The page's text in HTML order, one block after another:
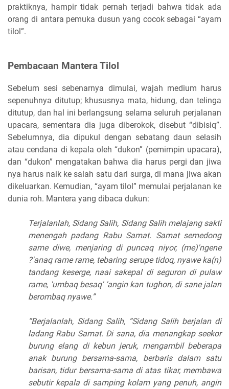
praktiknya, hampir tidak pernah terjadi bahwa tidak ada
orang di antara pemuka dusun yang cocok sebagai “ayam
tilol”.
Pembacaan Mantera Tilol
Sebelum sesi sebenarnya dimulai, wajah medium harus
sepenuhnya ditutup; khususnya mata, hidung, dan telinga
ditutup, dan hal ini berlangsung selama seluruh perjalanan
upacara, sementara dia juga diberokok, disebut “dibisiq”.
Sebelumnya, dia dipukul dengan sebatang daun selasih
atau cendana di kepala oleh “dukon” (pemimpin upacara),
dan “dukon” mengatakan bahwa dia harus pergi dan jiwa
nya harus naik ke salah satu dari surga, di mana jiwa akan
dikeluarkan. Kemudian, “ayam tilol” memulai perjalanan ke
dunia roh. Mantera yang dibaca dukun:
Terjalanlah, Sidang Salih, Sidang Salih melajang sakti
menengah padang Rabu Samat. Samat semedong
same diwe, menjaring di puncaq niyor, (me)'ngene
?'anaq rame rame, tebaring serupe tidoq, nyawe ka(n)
tandang keserge, naai sakepal di seguron di pulaw
rame, 'umbaq besaq' 'angin kan tughon, di sane jalan
berombaq nyawe.”
“Berjalanlah, Sidang Salih, “Sidang Salih berjalan di
ladang Rabu Samat. Di sana, dia menangkap seekor
burung elang di kebun jeruk, mengambil beberapa
anak burung bersama-sama, berbaris dalam satu
barisan, tidur bersama-sama di atas tikar, membawa
sebutir kepala di samping kolam yang penuh, angin